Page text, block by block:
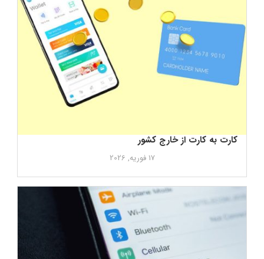
کارت به کارت از خارج کشور
17 فوریه, 2026